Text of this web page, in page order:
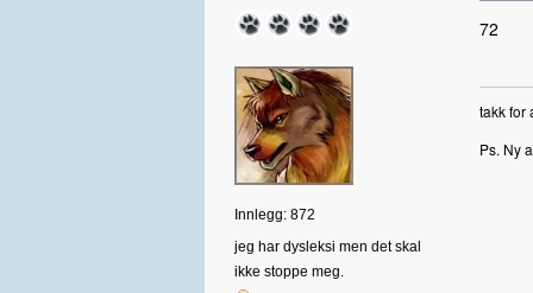
Innlegg: 872
jeg har dysleksi men det skal
ikke stoppe meg.
72
takk for
Ps. Ny